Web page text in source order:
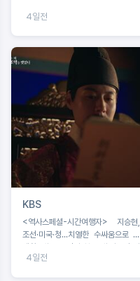
4일전
KBS
<역사스페셜-시간여행자> 지승현,
조선·미국·청...치열한 수싸움으로 탄
기 조명
4일전